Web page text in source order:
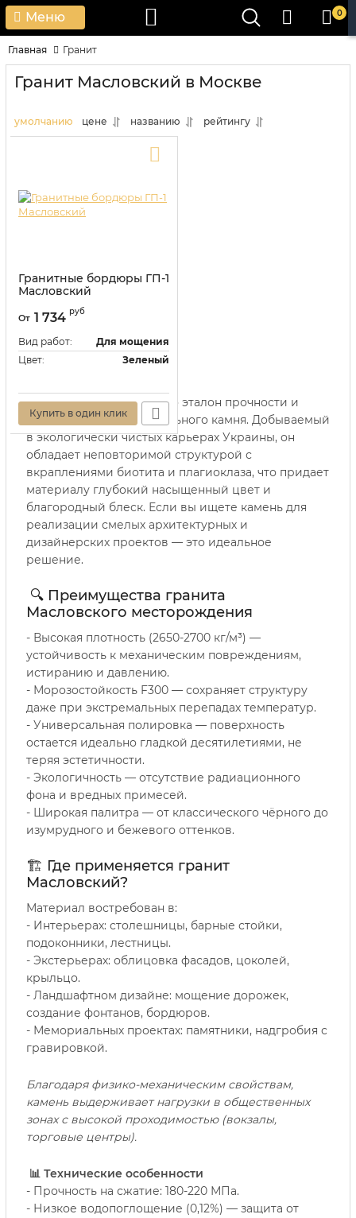
Меню 0
Главная Гранит
Гранит Масловский в Москве
умолчанию цене названию рейтингу
Гранитные бордюры ГП-1
Масловский
9475
От 1 734 руб
Вид работ:
Для мощения
Цвет:
Зеленый
Купить в один клик
Гранит Масловский — это эталон прочности и
эстетики в мире натурального камня. Добываемый
в экологически чистых карьерах Украины, он
обладает неповторимой структурой с
вкраплениями биотита и плагиоклаза, что придает
материалу глубокий насыщенный цвет и
благородный блеск. Если вы ищете камень для
реализации смелых архитектурных и
дизайнерских проектов — это идеальное
решение.
🔍 Преимущества гранита
Масловского месторождения
- Высокая плотность (2650-2700 кг/м³) —
устойчивость к механическим повреждениям,
истиранию и давлению.
- Морозостойкость F300 — сохраняет структуру
даже при экстремальных перепадах температур.
- Универсальная полировка — поверхность
остается идеально гладкой десятилетиями, не
теряя эстетичности.
- Экологичность — отсутствие радиационного
фона и вредных примесей.
- Широкая палитра — от классического чёрного до
изумрудного и бежевого оттенков.
🏗️ Где применяется гранит
Масловский?
Материал востребован в:
- Интерьерах: столешницы, барные стойки,
подоконники, лестницы.
- Экстерьерах: облицовка фасадов, цоколей,
крыльцо.
- Ландшафтном дизайне: мощение дорожек,
создание фонтанов, бордюров.
- Мемориальных проектах: памятники, надгробия с
гравировкой.
Благодаря физико-механическим свойствам,
камень выдерживает нагрузки в общественных
зонах с высокой проходимостью (вокзалы,
торговые центры).
📊 Технические особенности
- Прочность на сжатие: 180-220 МПа.
- Низкое водопоглощение (0,12%) — защита от